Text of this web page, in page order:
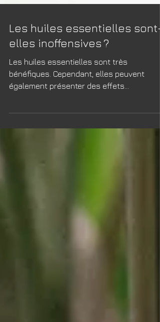
Les huiles essentielles sont-
elles inoffensives ?
Les huiles essentielles sont très
bénéfiques. Cependant, elles peuvent
indésirables sur la santé.